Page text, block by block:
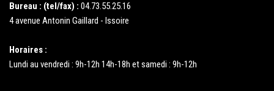
Bureau : (tel/fax) : 04.73.55.25.16
4 avenue Antonin Gaillard - Issoire
Horaires :
Lundi au vendredi : 9h-12h 14h-18h et samedi : 9h-12h